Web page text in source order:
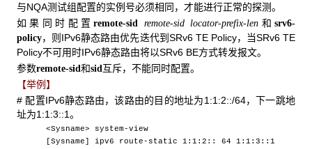
与NQA测试组配置的实例号必须相同，才能进行正常的探测。
如果同时配置remote-sid remote-sid locator-prefix-len 和srv6-
policy，则IPv6静态路由优先迭代到SRv6 TE Policy，当SRv6 TE
Policy不可用时IPv6静态路由将以SRv6 BE方式转发报文。
参数remote-sid和sid互斥，不能同时配置。
【举例】
# 配置IPv6静态路由，该路由的目的地址为1:1:2::/64，下一跳地
址为1:1:3::1。
<Sysname> system-view
[Sysname] ipv6 route-static 1:1:2:: 64 1:1:3::1